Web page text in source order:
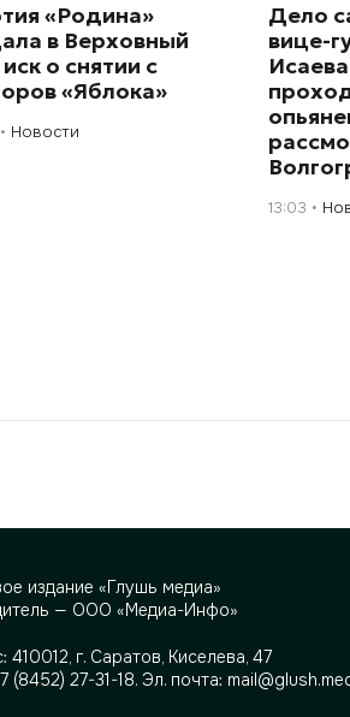
«Родина»
в Верховный
о снятии с
«Яблока»
Новости
Дело
вице-
13:03
издание «Глушь медиа»
— ООО «Медиа-Инфо»
410012, г. Саратов, Киселева, 47
(8452) 27-31-18. Эл. почта: